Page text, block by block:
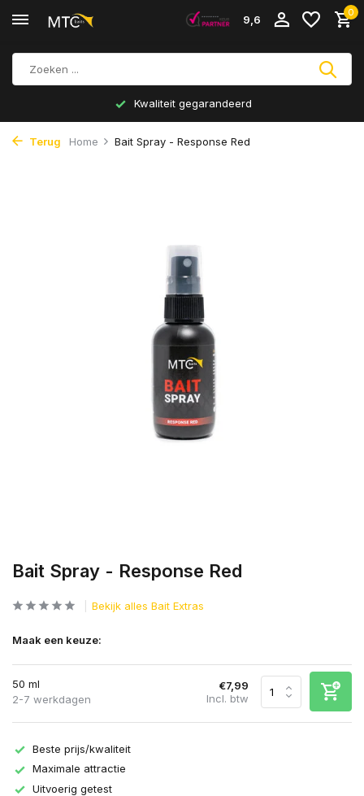
9,6
0
Kwaliteit gegarandeerd
Terug Home Bait Spray - Response Red
Bait Spray - Response Red
Bekijk alles Bait Extras
Maak een keuze:
50 ml
2-7 werkdagen
€7,99
Incl. btw
Beste prijs/kwaliteit
Maximale attractie
Uitvoerig getest